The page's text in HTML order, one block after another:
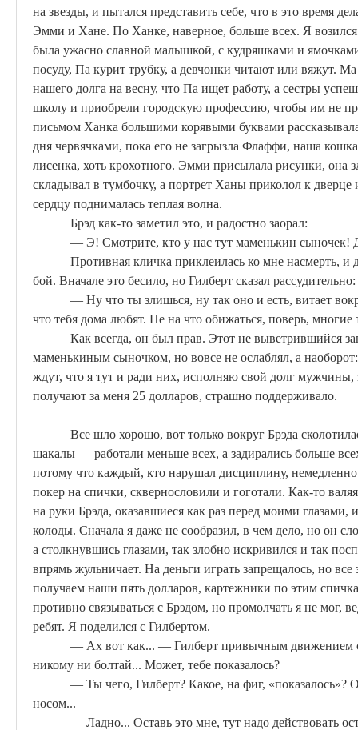
на звезды, и пытался представить себе, что в это время
Эмми и Хане. По Ханке, наверное, больше всех. Я
была ужасно славной малышкой, с кудряшками и
посуду, Па курит трубку, а девчонки читают или вяжут. Ма
нашего долга на весну, что Па ищет работу, а сестры
школу и приобрели городскую профессию, чтобы им не
письмом Ханка большими корявыми буквами
дня червячками, пока его не загрызла Флаффи, наша
лисенка, хоть крохотного. Эмми присылала рисунки, она
складывал в тумбочку, а портрет Ханы приколол к
сердцу поднималась теплая волна.
Брэд как-то заметил это, и радостно заорал:
— Э! Смотрите, кто у нас тут маменькин сыночек!
Противная кличка приклеилась ко мне насмерть, и
бой. Вначале это бесило, но Гилберт сказал рассудительно:
— Ну что ты злишься, ну так оно и есть, витает
что тебя дома любят. Не на что обижаться, поверь, многие
Как всегда, он был прав. Этот не выветрившийся
маменькиным сыночком, но вовсе не ослаблял, а
ждут, что я тут и ради них, исполняю свой долг
получают за меня 25 долларов, страшно поддерживало.
Все шло хорошо, вот только вокругБрэда
шакалы — работали меньше всех, а задирались больше
потому что каждый, кто нарушал дисциплину, немедленно
покер на спички, сквернословили и гоготали. Как-то
на руки Брэда, оказавшиеся как раз перед моими глазами,
колоды. Сначала я даже не сообразил, в чем дело, но он
а столкнувшись глазами, так злобно искривился и так
впрямь жульничает. На деньги играть запрещалось, но
получаем наши пять долларов, картежники по этим
противно связываться с Брэдом, но промолчать я не мог,
ребят. Я поделился с Гилбертом.
— Ах вот как... — Гилберт привычным движением
никому ни болтай... Может, тебе показалось?
— Ты чего, Гилберт? Какое, нафиг, «показалось»?
носом...
— Ладно... Оставь это мне, тут надо действовать